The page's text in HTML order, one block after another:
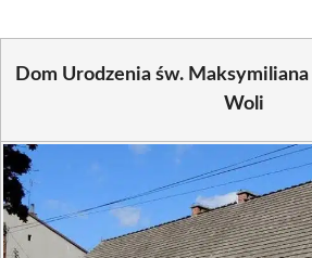
Dom Urodzenia św.
Woli